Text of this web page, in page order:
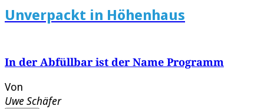
Unverpackt in Höhenhaus
In der Abfüllbar ist der Name Programm
Von
Uwe Schäfer